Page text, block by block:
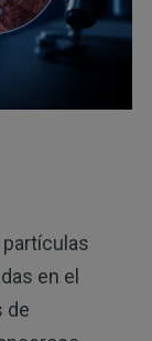
en el
de